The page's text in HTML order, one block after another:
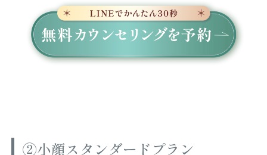
②小顔スタンダードプラン